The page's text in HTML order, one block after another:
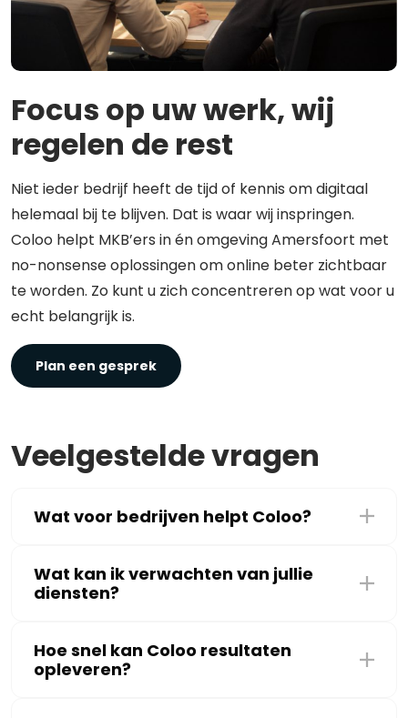
Focus op uw werk, wij
regelen de rest
Niet ieder bedrijf heeft de tijd of kennis om digitaal
helemaal bij te blijven. Dat is waar wij inspringen.
Coloo helpt MKB’ers in én omgeving Amersfoort met
no-nonsense oplossingen om online beter zichtbaar
te worden. Zo kunt u zich concentreren op wat voor u
echt belangrijk is.
Plan een gesprek
Veelgestelde vragen
Wat voor bedrijven helpt Coloo?
Wat kan ik verwachten van jullie
diensten?
Hoe snel kan Coloo resultaten
opleveren?